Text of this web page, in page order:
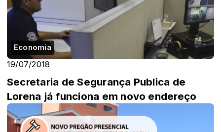
Economia
19/07/2018
Secretaria de Segurança Publica de
Lorena já funciona em novo endereço